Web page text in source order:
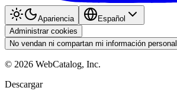
Apariencia
Español
Administrar cookies
No vendan ni compartan mi información personal
© 2026 WebCatalog, Inc.
Descargar